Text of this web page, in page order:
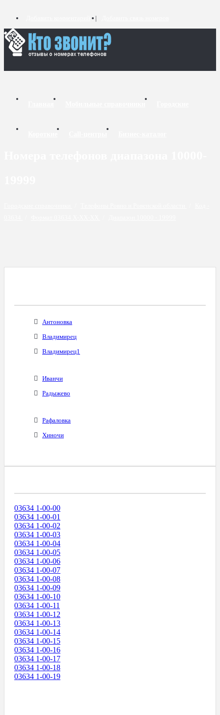
Антоновка
Владимирец
Владимирец1
Иванчи
Радыжево
Рафаловка
Хиночи
03634 1-00-00
03634 1-00-01
03634 1-00-02
03634 1-00-03
03634 1-00-04
03634 1-00-05
03634 1-00-06
03634 1-00-07
03634 1-00-08
03634 1-00-09
03634 1-00-10
03634 1-00-11
03634 1-00-12
03634 1-00-13
03634 1-00-14
03634 1-00-15
03634 1-00-16
03634 1-00-17
03634 1-00-18
03634 1-00-19